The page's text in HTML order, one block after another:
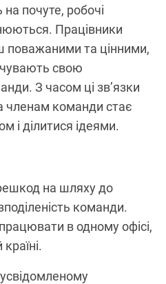
почуте, робочі
Працівники
поважаними та цінними,
свою
З часом ці зв’язки
членам команди стає
і ділитися ідеями.
на шляху до
команди.
в одному офісі,